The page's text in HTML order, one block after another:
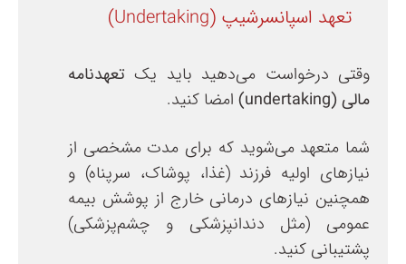
تعهد اسپانسرشیپ (Undertaking)
وقتی درخواست می‌دهید باید یک تعهدنامه
مالی(undertaking)
امضا کنید.
شما متعهد می‌شوید که برای مدت مشخصی از
نیازهای اولیه فرزند (غذا، پوشاک، سرپناه) و
همچنین نیازهای درمانی خارج از پوشش بیمه
عمومی (مثل دندانپزشکی و چشم‌پزشکی)
پشتیبانی کنید.